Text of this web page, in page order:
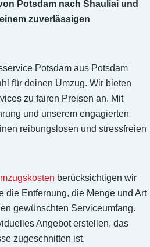
Potsdam nach Shauliai und
zuverlässigen
Potsdam aus Potsdam
für deinen Umzug. Wir bieten
zu fairen Preisen an. Mit
und unserem engagierten
reibungslosen und stressfreien
berücksichtigen wir
die Entfernung, die Menge und Art
gewünschten Serviceumfang.
Angebot erstellen, das
zugeschnitten ist.